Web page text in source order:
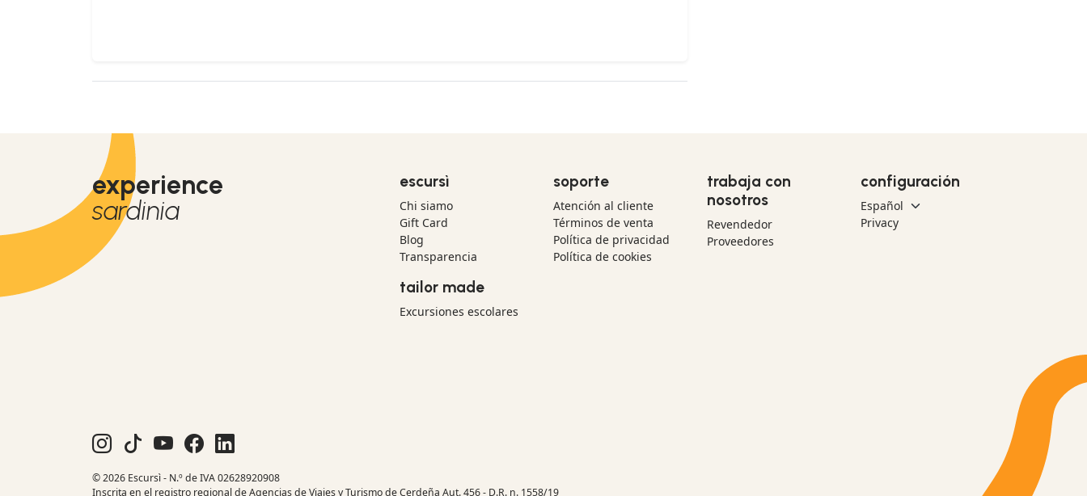
experience
sardinia
escursì
Chi siamo
Gift Card
Blog
Transparencia
tailor made
Excursiones escolares
soporte
Atención al cliente
Términos de venta
Política de privacidad
Política de cookies
trabaja con
nosotros
Revendedor
Proveedores
configuración
Privacy
© 2026 Escursì - N.º de IVA 02628920908
Inscrita en el registro regional de Agencias de Viajes y Turismo de Cerdeña Aut. 456 - D.R. n. 1558/19